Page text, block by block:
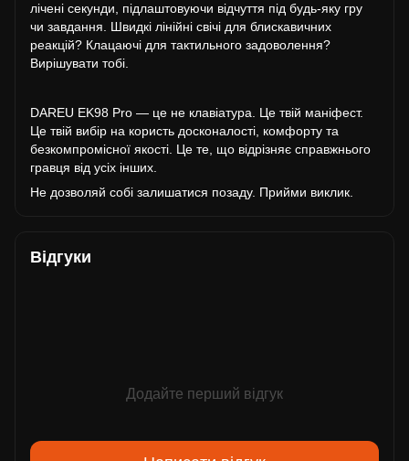
лічені секунди, підлаштовуючи відчуття під будь-яку гру
чи завдання. Швидкі лінійні свічі для блискавичних
реакцій? Клацаючі для тактильного задоволення?
Вирішувати тобі.
DAREU EK98 Pro — це не клавіатура. Це твій маніфест.
Це твій вибір на користь досконалості, комфорту та
безкомпромісної якості. Це те, що відрізняє справжнього
гравця від усіх інших.
Не дозволяй собі залишатися позаду. Прийми виклик.
Відгуки
Додайте перший відгук